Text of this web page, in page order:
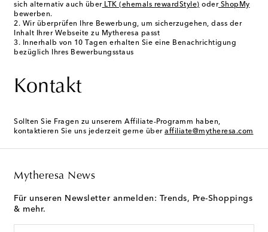
sich alternativ auch überLTK (ehemals rewardStyle) oderShopMy
bewerben.
Wir überprüfen Ihre Bewerbung, um sicherzugehen, dass der
Inhalt Ihrer Webseite zu Mytheresa passt
Innerhalb von 10 Tagen erhalten Sie eine Benachrichtigung
bezüglich Ihres Bewerbungsstaus
Kontakt
Sollten Sie Fragen zu unserem Affiliate-Programm haben,
kontaktieren Sie uns jederzeit gerne über affiliate@mytheresa.com
Mytheresa News
Für unseren Newsletter anmelden: Trends, Pre-Shoppings
& mehr.